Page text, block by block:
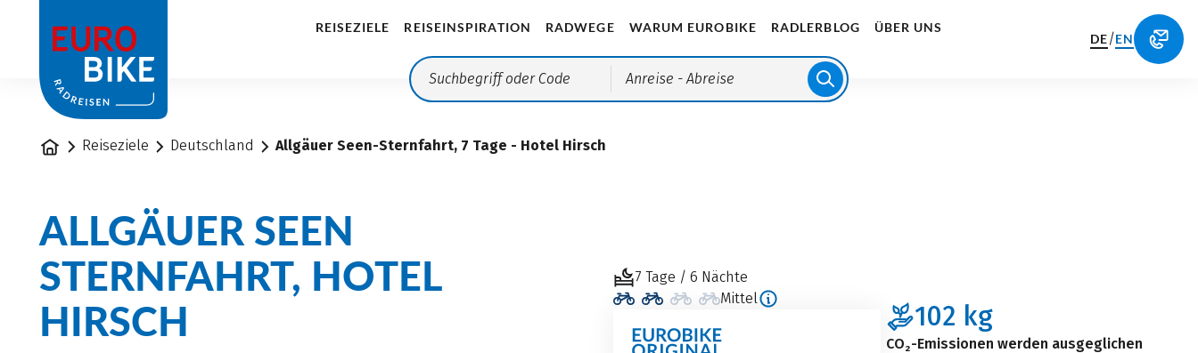
REISEZIELE REISEINSPIRATION RADWEGE WARUM EUROBIKE RADLERBLOG ÜBER UNS
Anreise - Abreise
DE/EN
StartseiteReiseziele Deutschland Allgäuer Seen-Sternfahrt, 7 Tage - Hotel Hirsch
ALLGÄUER SEEN
STERNFAHRT, HOTEL
HIRSCH
7 Tage / 6 Nächte
Mittel
102 kg
CO₂-Emissionen werden ausgeglichen